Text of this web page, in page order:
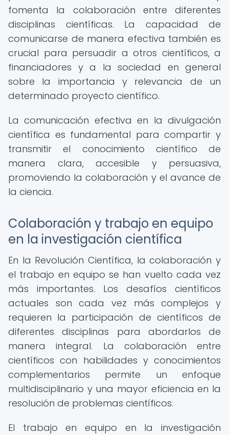
fomenta la colaboración entre diferentes
disciplinas científicas. La capacidad de
comunicarse de manera efectiva también es
crucial para persuadir a otros científicos, a
financiadores y a la sociedad en general
sobre la importancia y relevancia de un
determinado proyecto científico.
La comunicación efectiva en la divulgación
científica es fundamental para compartir y
transmitir el conocimiento científico de
manera clara, accesible y persuasiva,
promoviendo la colaboración y el avance de
la ciencia.
Colaboración y trabajo en equipo
en la investigación científica
En la Revolución Científica, la colaboración y
el trabajo en equipo se han vuelto cada vez
más importantes. Los desafíos científicos
actuales son cada vez más complejos y
requieren la participación de científicos de
diferentes disciplinas para abordarlos de
manera integral. La colaboración entre
científicos con habilidades y conocimientos
complementarios permite un enfoque
multidisciplinario y una mayor eficiencia en la
resolución de problemas científicos.
El trabajo en equipo en la investigación